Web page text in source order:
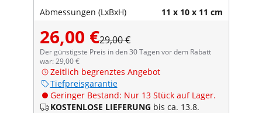
Abmessungen (LxBxH) 11 x 10 x 11 cm
26,00 €29,00 €
Der günstigste Preis in den 30 Tagen vor dem Rabatt
war: 29,00 €
Zeitlich begrenztes Angebot
Tiefpreisgarantie
Geringer Bestand: Nur 13 Stück auf Lager.
KOSTENLOSE LIEFERUNG bis ca. 13.8.